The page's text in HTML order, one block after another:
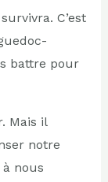
C’est
battre pour
Mais il
notre
nous